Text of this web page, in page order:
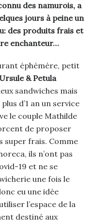
des namurois, a
jours à peine un
des produits frais et
enchanteur…
éphémère, petit
Ursule & Petula
sandwiches mais
d’1 an un service
le couple Mathilde
de proposer
super frais. Comme
ils n’ont pas
19 et ne se
une fois le
eu une idée
l’espace de la
destiné aux